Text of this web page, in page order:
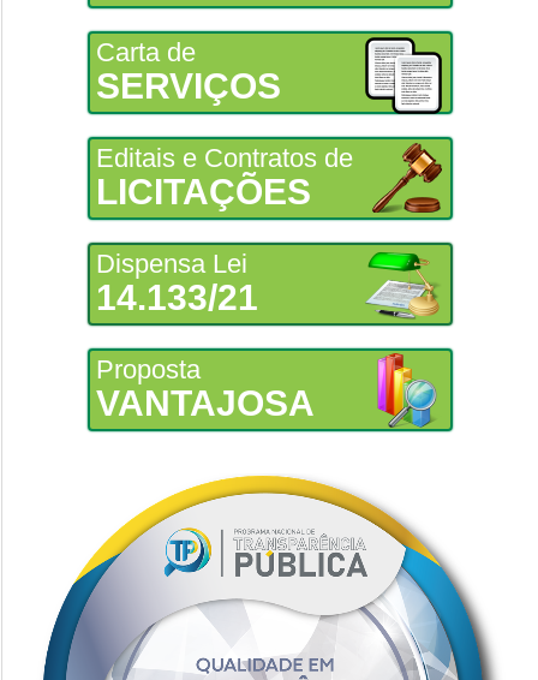
Carta de
SERVIÇOS
Editais e Contratos de
LICITAÇÕES
Dispensa Lei
14.133/21
Proposta
VANTAJOSA